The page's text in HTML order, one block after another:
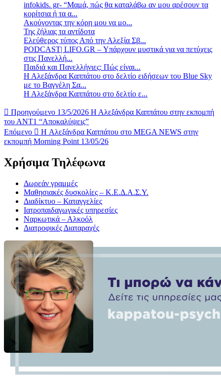
infokids. gr- “Μαμά, πώς θα καταλάβω αν μου αρέσουν τα
κορίτσια ή τα α...
Ακούγοντας την κόρη μου να μο...
Της ζήλιας τα αντίδοτα
Ελεύθερος τύπος Από την Αλεξία Σβ...
PODCAST| LIFO.GR – Υπάρχουν μυστικά για να πετύχεις
στις Πανελλή...
Παιδιά και Πανελλήνιες: Πώς είναι...
Η Αλεξάνδρα Καππάτου στο δελτίο ειδήσεων του Blue Sky
με το Βαγγέλη Σα...
Η Αλεξάνδρα Καππάτου στο δελτίο ε...
Προηγούμενο 13/5/2026 Η Αλεξάνδρα Καππάτου στην εκπομπή
του ΑΝΤ1 “Αποκαλύψεις”
Επόμενο
H Αλεξάνδρα Καππάτου στο MEGA NEWS στην
εκπομπή Morning Point 13/05/26
Χρήσιμα Τηλέφωνα
Δωρεάν γραμμές
Μαθησιακές δυσκολίες – Κ.Ε.Δ.Α.Σ.Υ.
Διαδίκτυο – Καταγγελίες
Ιατροπαιδαγωγικές υπηρεσίες
Ναρκωτικά – Αλκοόλ
Διατροφικές Διαταραχές